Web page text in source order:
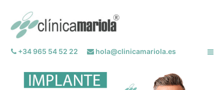
contenido
+34 965 54 52 22 hola@clinicamariola.es